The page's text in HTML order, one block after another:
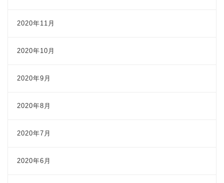
2020年11月
2020年10月
2020年9月
2020年8月
2020年7月
2020年6月